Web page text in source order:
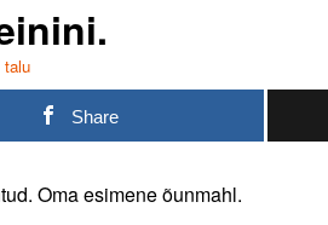
talu
Share
Oma esimene õunmahl.